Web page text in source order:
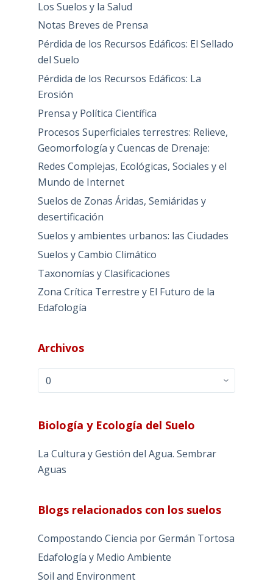
Los Suelos y la Salud
Notas Breves de Prensa
Pérdida de los Recursos Edáficos: El Sellado
del Suelo
Pérdida de los Recursos Edáficos: La
Erosión
Prensa y Política Científica
Procesos Superficiales terrestres: Relieve,
Geomorfología y Cuencas de Drenaje:
Redes Complejas, Ecológicas, Sociales y el
Mundo de Internet
Suelos de Zonas Áridas, Semiáridas y
desertificación
Suelos y ambientes urbanos: las Ciudades
Suelos y Cambio Climático
Taxonomías y Clasificaciones
Zona Crítica Terrestre y El Futuro de la
Edafología
Archivos
Archivos
Biología y Ecología del Suelo
La Cultura y Gestión del Agua. Sembrar
Aguas
Blogs relacionados con los suelos
Compostando Ciencia por Germán Tortosa
Edafología y Medio Ambiente
Soil and Environment